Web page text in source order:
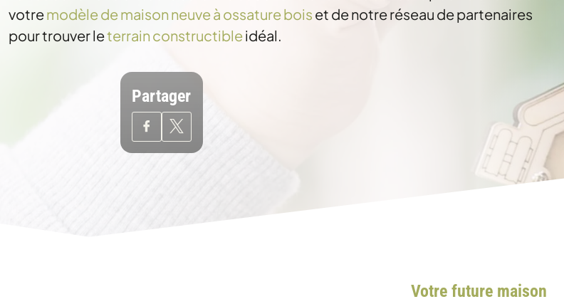
votremodèle de maison neuve à ossature bois et de notre réseau de partenaires
pour trouver leterrain constructibleidéal.
Partager
Votre future maison